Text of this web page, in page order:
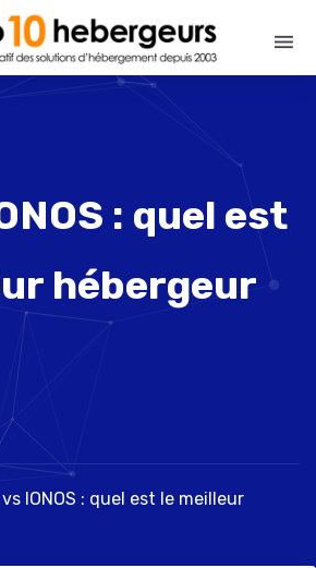
: quel est
hébergeur
vs IONOS : quel est le meilleur